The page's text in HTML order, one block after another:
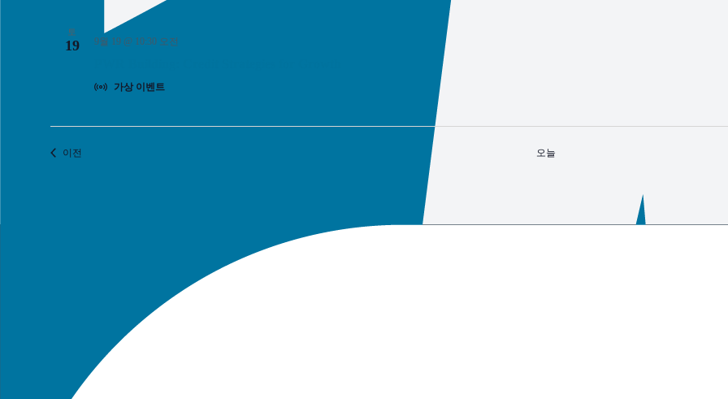
토
19 9월 19 @ 10:30 오전
가상 이벤트
이전 오늘